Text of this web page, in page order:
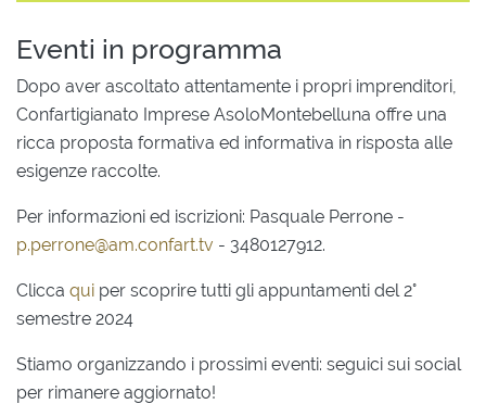
Eventi in programma
Dopo aver ascoltato attentamente i propri imprenditori,
Confartigianato Imprese AsoloMontebelluna offre una
ricca proposta formativa ed informativa in risposta alle
esigenze raccolte.
Per informazioni ed iscrizioni: Pasquale Perrone -
p.perrone@am.confart.tv - 3480127912.
Clicca qui per scoprire tutti gli appuntamenti del 2°
semestre 2024
Stiamo organizzando i prossimi eventi: seguici sui social
per rimanere aggiornato!